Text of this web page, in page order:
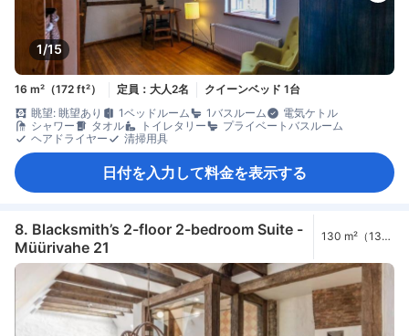
1/15
16 m²（172 ft²） 定員：大人2名
クイーンベッド 1台
眺望: 眺望あり
1ベッドルーム 1バスルーム
電気ケトル
シャワー
タオル トイレタリー
プライベートバスルーム
ヘアドライヤー
清掃用具
日付を入力して料金を表示する
8. Blacksmith’s 2-floor 2-bedroom Suite -
Müürivahe 21
130 m²（1399